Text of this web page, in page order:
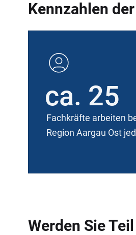
Kennzahlen
ca. 25
Fachkräfte arbeiten
Region Aargau Ost
Werden Sie